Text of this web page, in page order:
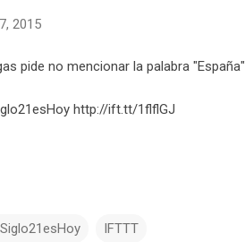
2015
pide no mencionar la palabra "España"
http://ift.tt/1flflGJ
IFTTT